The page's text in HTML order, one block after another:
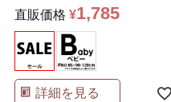
直販価格 ¥1,785
詳細を見る